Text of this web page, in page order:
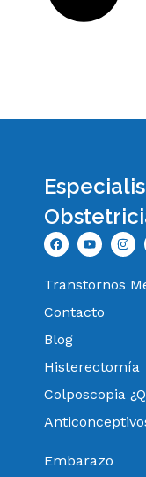
Transtornos
Contacto
Blog
Histerectomía
Colposcopia
Embarazo